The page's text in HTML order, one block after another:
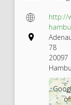
http://
78
20097